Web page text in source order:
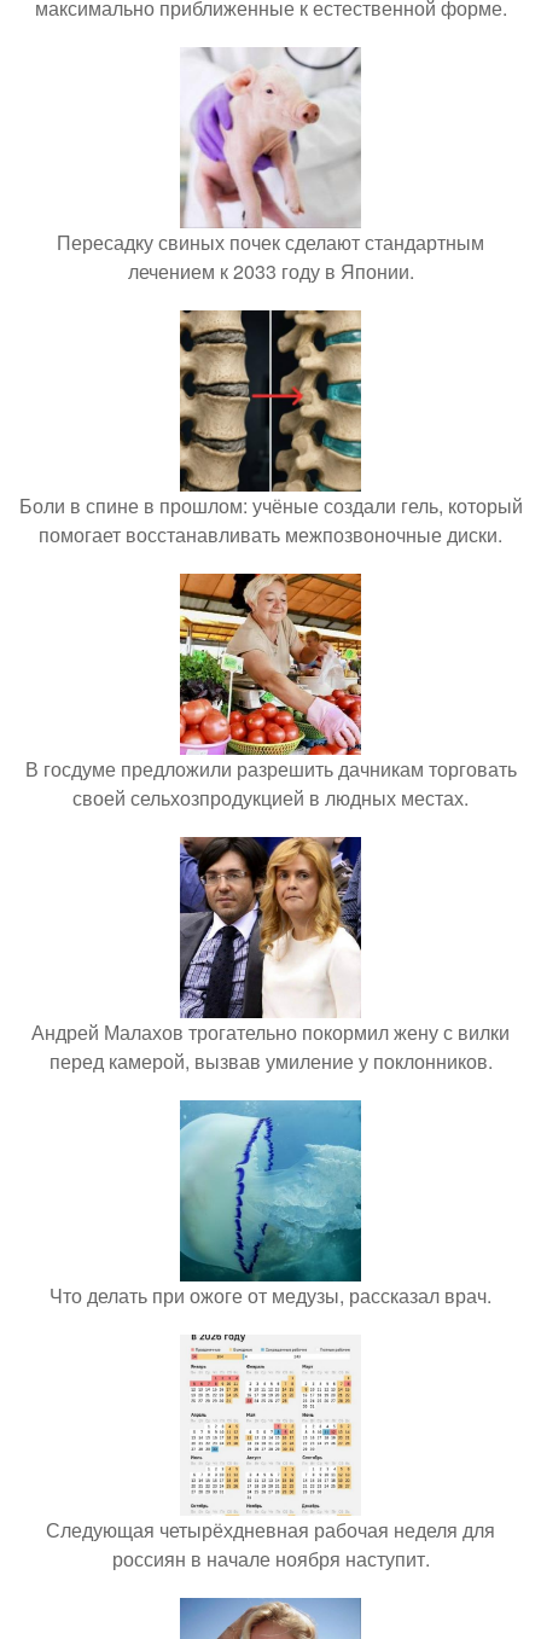
максимально приближенные к естественной форме.
Пересадку свиных почек сделают стандартным
лечением к 2033 году в Японии.
Боли в спине в прошлом: учёные создали гель, который
помогает восстанавливать межпозвоночные диски.
В госдуме предложили разрешить дачникам торговать
своей сельхозпродукцией в людных местах.
Андрей Малахов трогательно покормил жену с вилки
перед камерой, вызвав умиление у поклонников.
Что делать при ожоге от медузы, рассказал врач.
Следующая четырёхдневная рабочая неделя для
россиян в начале ноября наступит.